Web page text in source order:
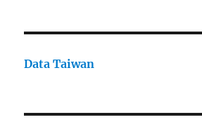
Data Taiwan